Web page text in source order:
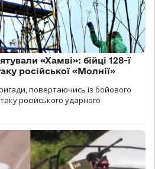
«Хамві»: бійці 128-ї
російської «Молнії»
повертаючись із бойового
російського ударного